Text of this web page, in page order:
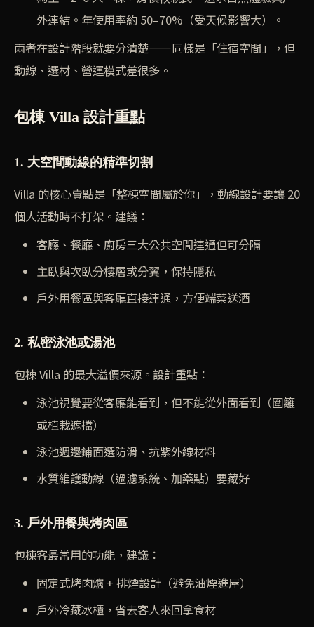
外連結。年使用率約 50–70%（受天候影響大）。
兩者在設計階段就要分清楚——同樣是「住宿空間」，但
動線、選材、營運模式差很多。
包棟 Villa 設計重點
1. 大空間動線的精準切割
Villa 的核心賣點是「整棟空間屬於你」，動線設計要讓 20
個人活動時不打架。建議：
客廳、餐廳、廚房三大公共空間連通但可分隔
主臥與次臥分樓層或分翼，保持隱私
戶外用餐區與客廳直接連通，方便端菜送酒
2. 私密泳池或湯池
包棟 Villa 的最大溢價來源。設計重點：
泳池視覺要從客廳能看到，但不能從外面看到（圍籬
或植栽遮擋）
泳池週邊鋪面選防滑、抗紫外線材料
水質維護動線（過濾系統、加藥點）要藏好
3. 戶外用餐與烤肉區
包棟客最常用的功能，建議：
固定式烤肉爐 + 排煙設計（避免油煙進屋）
戶外冷藏冰櫃，省去客人來回拿食材